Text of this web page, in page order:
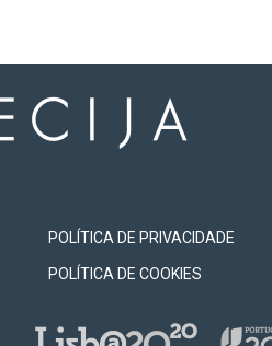
POLÍTICA DE PRIVACIDADE
POLÍTICA DE COOKIES